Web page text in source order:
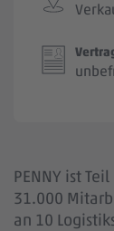
PENNY ist
31.000
an 10